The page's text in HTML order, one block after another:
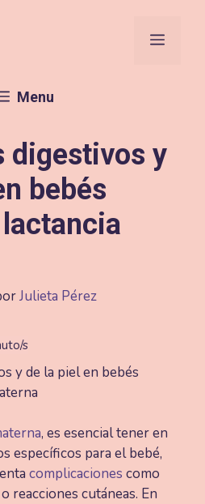
Menú
Menu
digestivos y
bebés
Julieta Pérez
, es esencial tener en
específicos para el bebé,
complicaciones como
reacciones cutáneas. En